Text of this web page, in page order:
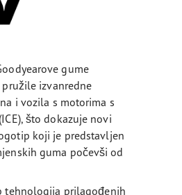
gume
izvanredne
i vozila s motorima s
što dokazuje novi
koji je predstavljen
guma počevši od
tehnologija prilagođenih